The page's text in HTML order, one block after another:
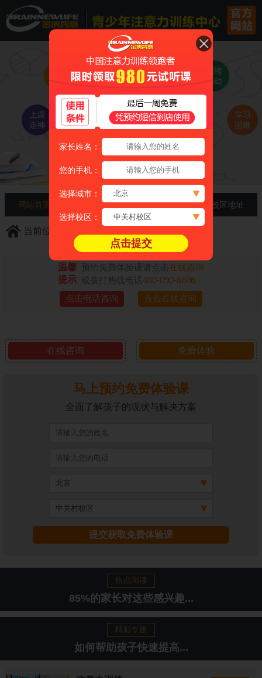
网站首页 家长必知 免费咨询 校区地址
当前位置：
温馨
提示
预约免费体验课请点击 在线咨询
或拨打热线电话400-090-6686
点击电话咨询
点击在线咨询
在线咨询 免费体验
马上预约免费体验课
全面了解孩子的现状与解决方案
提交获取免费体验课
热点阅读
85%的家长对这些感兴趣...
精彩专题
如何帮助孩子快速提高...
家长姓名：
您的手机：
选择城市：
选择校区：